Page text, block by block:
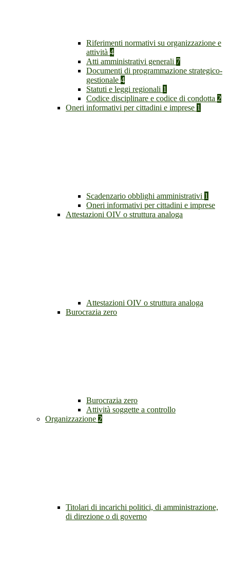
Riferimenti normativi su organizzazione e
attività 4
Atti amministrativi generali 7
Documenti di programmazione strategico-
gestionale 4
Statuti e leggi regionali 1
Codice disciplinare e codice di condotta 2
Oneri informativi per cittadini e imprese 1
Scadenzario obblighi amministrativi 1
Oneri informativi per cittadini e imprese
Attestazioni OIV o struttura analoga
Attestazioni OIV o struttura analoga
Burocrazia zero
Burocrazia zero
Attività soggette a controllo
Organizzazione 2
Titolari di incarichi politici, di amministrazione,
di direzione o di governo